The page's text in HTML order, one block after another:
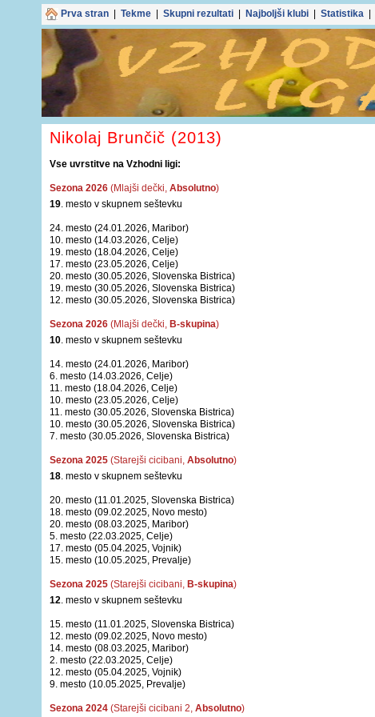
Prva stran Tekme Skupni rezultati Najboljši klubi Statistika
Nikolaj Brunčič (2013)
Vse uvrstitve na Vzhodni ligi:
Sezona 2026 (Mlajši dečki, Absolutno)
19. mesto v skupnem seštevku
24. mesto (24.01.2026, Maribor)
10. mesto (14.03.2026, Celje)
19. mesto (18.04.2026, Celje)
17. mesto (23.05.2026, Celje)
20. mesto (30.05.2026, Slovenska Bistrica)
19. mesto (30.05.2026, Slovenska Bistrica)
12. mesto (30.05.2026, Slovenska Bistrica)
Sezona 2026 (Mlajši dečki, B-skupina)
10. mesto v skupnem seštevku
14. mesto (24.01.2026, Maribor)
6. mesto (14.03.2026, Celje)
11. mesto (18.04.2026, Celje)
10. mesto (23.05.2026, Celje)
11. mesto (30.05.2026, Slovenska Bistrica)
10. mesto (30.05.2026, Slovenska Bistrica)
7. mesto (30.05.2026, Slovenska Bistrica)
Sezona 2025 (Starejši cicibani, Absolutno)
18. mesto v skupnem seštevku
20. mesto (11.01.2025, Slovenska Bistrica)
18. mesto (09.02.2025, Novo mesto)
20. mesto (08.03.2025, Maribor)
5. mesto (22.03.2025, Celje)
17. mesto (05.04.2025, Vojnik)
15. mesto (10.05.2025, Prevalje)
Sezona 2025 (Starejši cicibani, B-skupina)
12. mesto v skupnem seštevku
15. mesto (11.01.2025, Slovenska Bistrica)
12. mesto (09.02.2025, Novo mesto)
14. mesto (08.03.2025, Maribor)
2. mesto (22.03.2025, Celje)
12. mesto (05.04.2025, Vojnik)
9. mesto (10.05.2025, Prevalje)
Sezona 2024 (Starejši cicibani 2, Absolutno)